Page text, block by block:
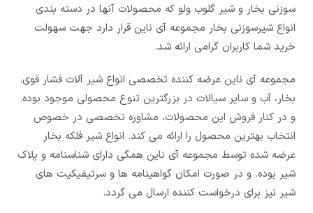
سوزنی بخار و شیر گلوب ولو که محصولات آنها در دسته بندی
انواع شیرسوزنی بخار مجموعه آی ناین قرار دارد جهت سهولت
خرید شما کاربران گرامی ارائه شد.
مجموعه آی ناین عرضه کننده تخصصی انواع شیر آلات فشار قوی.
بخار، آب و سایر سیالات در بزرگترین تنوع محصولی موجود بوده.
و در کنار فروش این محصولات، مشاوره تخصصی در خصوص
انتخاب بهترین محصول را ارائه می کند. انواع شیر فلکه بخار
عرضه شده توسط مجموعه آی ناین همگی دارای شناسنامه و پلاک
شیر بوده. و در صورت امکان گواهینامه ها و سرتیفیکیت های
شیر نیز برای درخواست کننده ارسال می گردد.